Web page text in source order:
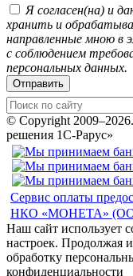
Я согласен(на) и
хранить и
направленные мною в
с соблюдением
персональных данных.
Отправить
© Copyright 2009–2026.
решения 1С-Рарус»
Сервис оплаты
НКО «МОНЕТА»
Наш сайт использует
настроек. Продолжая
обработку
конфиденциальности